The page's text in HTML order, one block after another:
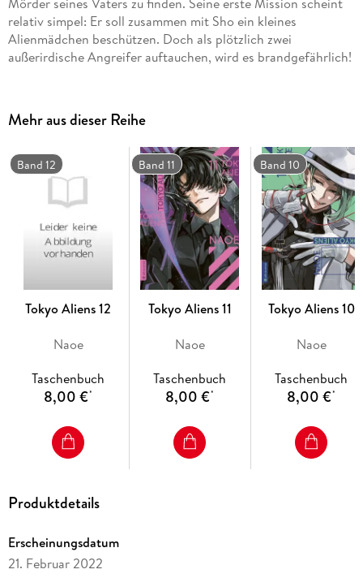
relativ simpel: Er soll zusammen mit Sho ein kleines
Alienmädchen beschützen. Doch als plötzlich zwei
außerirdische Angreifer auftauchen, wird es brandgefährlich!
Mehr aus dieser Reihe
Band 12
Tokyo Aliens 12
Naoe
Taschenbuch
8,00 €*
Band 11
Tokyo Aliens 11
Naoe
Taschenbuch
8,00 €*
Band 10
Tokyo Aliens 10
Naoe
Taschenbuch
8,00 €*
Produktdetails
Erscheinungsdatum
21. Februar 2022